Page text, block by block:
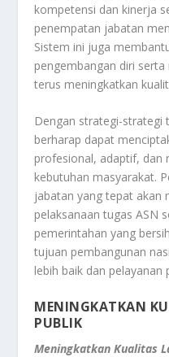
kompetensi dan kinerja
penempatan jabatan
Sistem ini juga
pengembangan diri
terus meningkatkan
Dengan strategi-strategi
berharap dapat
profesional, adaptif, dan
kebutuhan masyarakat.
jabatan yang tepat akan
pelaksanaan tugas ASN
pemerintahan yang
tujuan pembangunan
lebih baik dan pelayanan
MENINGKATKAN
PUBLIK
Meningkatkan Kualitas